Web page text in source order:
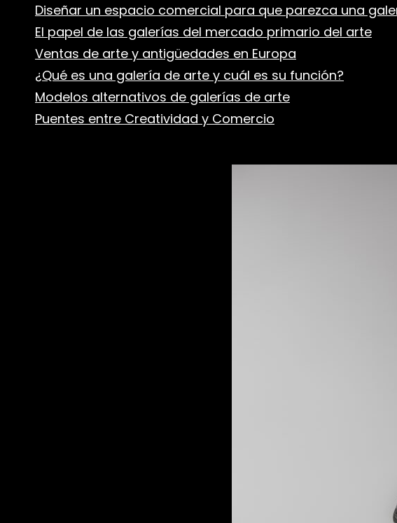
Diseñar un espacio comercial para que parezca una
El papel de las galerías del mercado primario del arte
Ventas de arte y antigüedades en Europa
¿Qué es una galería de arte y cuál es su función?
Modelos alternativos de galerías de arte
Puentes entre Creatividad y Comercio